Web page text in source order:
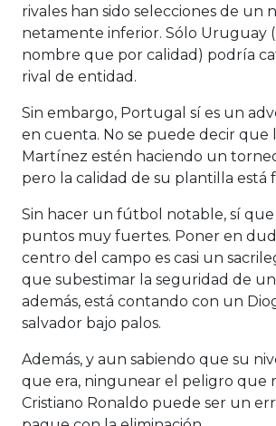
rivales han sido selecciones de un
netamente inferior. Sólo Uruguay
nombre que por calidad) podría
rival de entidad.
Sin embargo, Portugal sí es un
en cuenta. No se puede decir que
Martínez estén haciendo un
pero la calidad de su plantilla está
Sin hacer un fútbol notable, sí
puntos muy fuertes. Poner en
centro del campo es casi un
que subestimar la seguridad de
además, está contando con un
salvador bajo palos.
Además, y aun sabiendo que su
que era, ningunear el peligro que
Cristiano Ronaldo puede ser un